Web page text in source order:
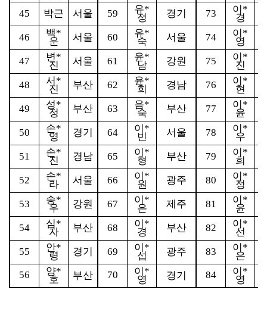
45 박근 서울 59 유*
정 경기 73 이 *
경
46 백*
운 서울 60 유*
숙 서울 74 이 *
영
47 변*
진 서울 61 윤*
남 강원 75 이 *
진
48 서 *
진 부산 62 윤*
희 경남 76 이 *
현
49 성*
정 부산 63 음*
숙 부산 77 이 *
윤
50 손*
영 경기 64 이 *
빈 서울 78 이 *
우
51 손*
진 경남 65 이 *
형 부산 79 이 *
희
52 손*
라 서울 66 이 *
원 광주 80 이 *
정
53 송*
우 강원 67 이 *
은 제주 81 이 *
윤
54 심*
자 부산 68 이 *
경 부산 82 이 *
선
55 안*
령 경기 69 이 *
섭 광주 83 이 *
은
56 양*
호 부산 70 이 *
영 경기 84 이 *
영